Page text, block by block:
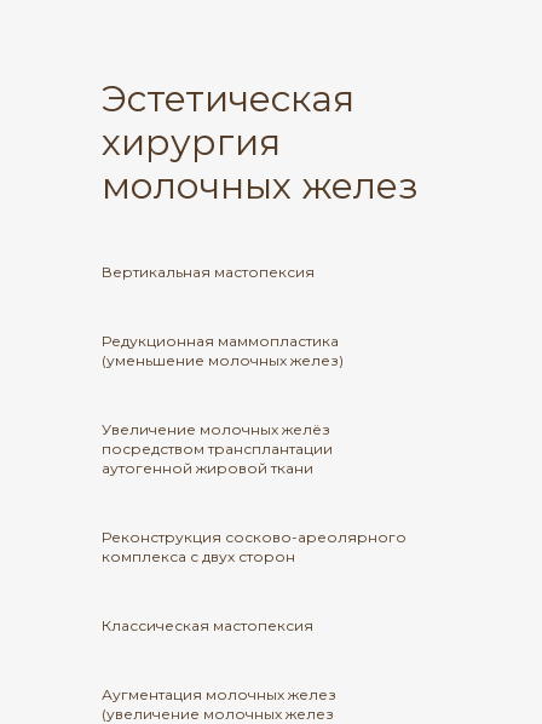
Эстетическая
хирургия
молочных желез
Вертикальная мастопексия
Редукционная маммопластика
(уменьшение молочных желез)
Увеличение молочных желёз
посредством трансплантации
аутогенной жировой ткани
Реконструкция сосково-ареолярного
комплекса с двух сторон
Классическая мастопексия
Аугментация молочных желез
(увеличение молочных желез